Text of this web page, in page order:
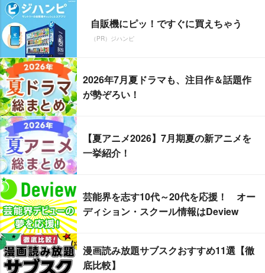
自販機にピッ！ですぐに買えちゃう
（PR）ジハンピ
2026年7月夏ドラマも、注目作＆話題作
が勢ぞろい！
【夏アニメ2026】7月期夏の新アニメを
一挙紹介！
芸能界を志す10代～20代を応援！ オー
ディション・スクール情報はDeview
漫画読み放題サブスクおすすめ11選【徹
底比較】